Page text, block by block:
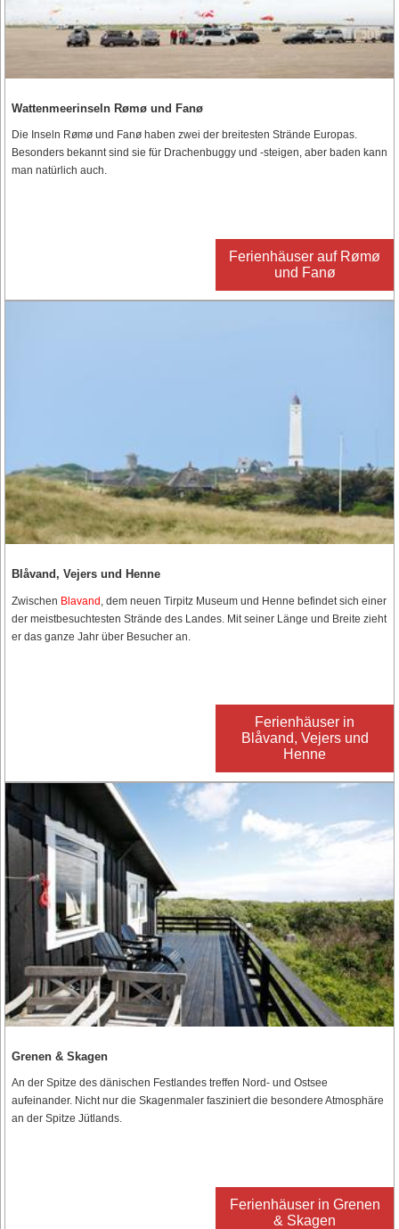
Wattenmeerinseln Rømø und Fanø
Die Inseln Rømø und Fanø haben zwei der breitesten Strände Europas.
Besonders bekannt sind sie für Drachenbuggy und -steigen, aber baden kann
man natürlich auch.
Ferienhäuser auf Rømø
und Fanø
Blåvand, Vejers und Henne
Zwischen Blavand, dem neuen Tirpitz Museum und Henne befindet sich einer
der meistbesuchtesten Strände des Landes. Mit seiner Länge und Breite zieht
er das ganze Jahr über Besucher an.
Ferienhäuser in
Blåvand, Vejers und
Henne
Grenen & Skagen
An der Spitze des dänischen Festlandes treffen Nord- und Ostsee
aufeinander. Nicht nur die Skagenmaler fasziniert die besondere Atmosphäre
an der Spitze Jütlands.
Ferienhäuser in Grenen
& Skagen